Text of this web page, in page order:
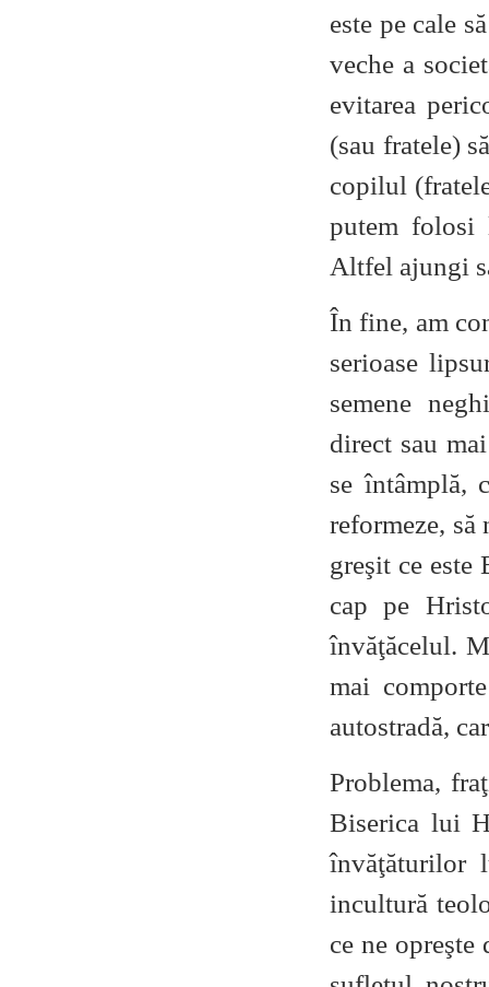
este pe cale
veche a
evitarea
(sau fratele)
copilul
putem folosi
Altfel ajungi
În fine, am
serioase
semene
direct sau
se întâmplă,
reformeze,
greşit ce este
cap pe
învăţăcelul.
mai
autostradă,
Problema,
Biserica lui
învăţăturilor
incultură
ce ne